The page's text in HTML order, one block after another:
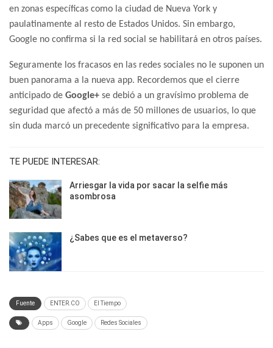
en zonas específicas como la ciudad de Nueva York y
paulatinamente al resto de Estados Unidos. Sin embargo,
Google no confirma si la red social se habilitará en otros países.
Seguramente los fracasos en las redes sociales no le suponen un
buen panorama a la nueva app. Recordemos que el cierre
anticipado de Google+ se debió a un gravísimo problema de
seguridad que afectó a más de 50 millones de usuarios, lo que
sin duda marcó un precedente significativo para la empresa.
TE PUEDE INTERESAR:
Arriesgar la vida por sacar la selfie más
asombrosa
¿Sabes que es el metaverso?
Fuente ENTER.CO El Tiempo
Apps Google Redes Sociales